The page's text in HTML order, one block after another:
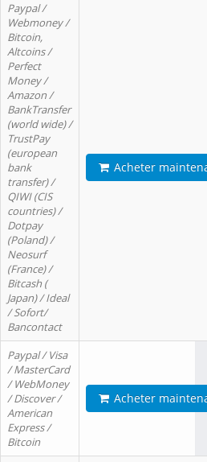
Paypal /
Webmoney /
Bitcoin,
Altcoins /
Perfect
Money /
Amazon /
BankTransfer
(world wide) /
TrustPay
(european
bank
transfer) /
QIWI (CIS
countries) /
Dotpay
(Poland) /
Neosurf
(France) /
Bitcash (
Japan) / Ideal
/ Sofort/
Bancontact
Acheter
Paypal / Visa
/ MasterCard
/ WebMoney
/ Discover /
American
Express /
Bitcoin
Acheter